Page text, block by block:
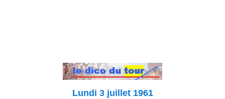
Lundi 3 juillet 1961